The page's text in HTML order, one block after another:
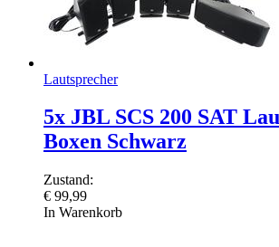
Lautsprecher
5x JBL SCS 200 SAT
Boxen Schwarz
Zustand:
€ 99,99
In Warenkorb